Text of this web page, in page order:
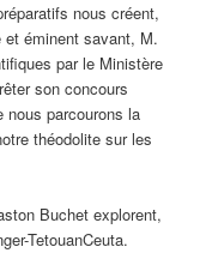
nous créent,
et éminent savant, M.
par le Ministère
son concours
nous parcourons la
théodolite sur les
Buchet explorent,
TetouanCeuta.